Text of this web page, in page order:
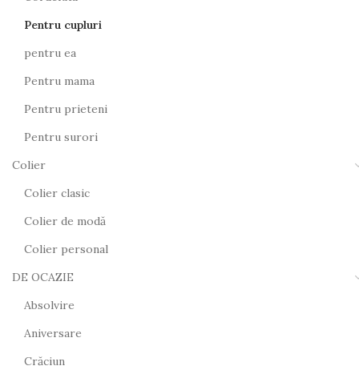
Pentru cupluri
pentru ea
Pentru mama
Pentru prieteni
Pentru surori
Colier
Colier clasic
Colier de modă
Colier personal
DE OCAZIE
Absolvire
Aniversare
Crăciun